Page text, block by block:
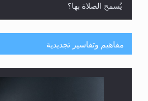
يُسمح الصلاة بها؟
مفاهيم وتفاسير تجديدية